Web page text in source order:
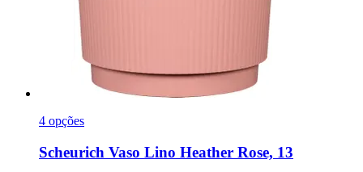
4 opções
Scheurich Vaso Lino Heather Rose, 13